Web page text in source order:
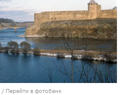
/ Перейти в фотобанк